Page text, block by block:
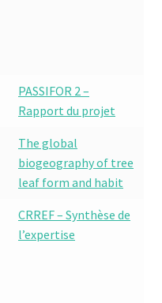
PASSIFOR 2 –
Rapport du projet
The global
biogeography of tree
leaf form and habit
CRREF – Synthèse de
l’expertise